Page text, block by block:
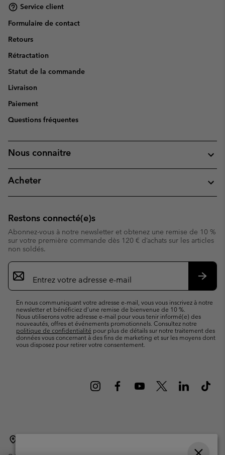
Service client
Formulaire de contact
Retours
Rétractation
Statut de la commande
Livraison
Paiement
Questions fréquentes
Nous connaitre
Acheter
Restons connecté(e)s
Abonnez-vous à notre newsletter et obtenez une remise de 10 %
sur votre première commande dès 120 € d’achats sur les articles
non soldés.
Inscription
par
e-
En nous communiquant votre adresse e-mail, vous vous inscrivez à notre
newsletter et bénéficiez d’une remise de bienvenue de 10 %.
Nous utiliserons votre adresse e-mail pour vous tenir informé(e) des
nouveautés, offres et événements promotionnels. Consultez notre
politique de confidentialité pour plus de détails sur notre traitement des
données vous concernant à des fins de marketing et sur les moyens dont
vous disposez pour retirer votre consentement.